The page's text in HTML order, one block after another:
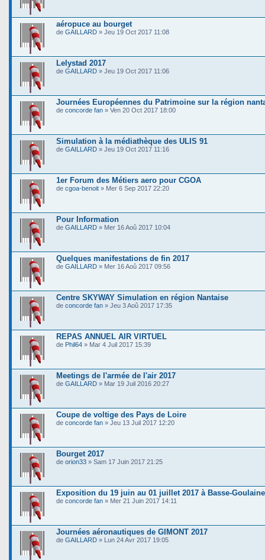
aéropuce au bourget
de GAILLARD » Jeu 19 Oct 2017 11:08
Lelystad 2017
de GAILLARD » Jeu 19 Oct 2017 11:06
Journées Européennes du Patrimoine sur la région
de concorde fan » Ven 20 Oct 2017 18:00
Simulation à la médiathèque des ULIS 91
de GAILLARD » Jeu 19 Oct 2017 11:16
1er Forum des Métiers aero pour CGOA
de cgoa-benoit » Mer 6 Sep 2017 22:20
Pour Information
de GAILLARD » Mer 16 Aoû 2017 10:04
Quelques manifestations de fin 2017
de GAILLARD » Mer 16 Aoû 2017 09:56
Centre SKYWAY Simulation en région Nantaise
de concorde fan » Jeu 3 Aoû 2017 17:35
REPAS ANNUEL AIR VIRTUEL
de Phil64 » Mar 4 Juil 2017 15:39
Meetings de l'armée de l'air 2017
de GAILLARD » Mar 19 Juil 2016 20:27
Coupe de voltige des Pays de Loire
de concorde fan » Jeu 13 Juil 2017 12:20
Bourget 2017
de orion33 » Sam 17 Juin 2017 21:25
Exposition du 19 juin au 01 juillet 2017 à Basse-Goulaine
de concorde fan » Mer 21 Juin 2017 14:11
Journées aéronautiques de GIMONT 2017
de GAILLARD » Lun 24 Avr 2017 19:05